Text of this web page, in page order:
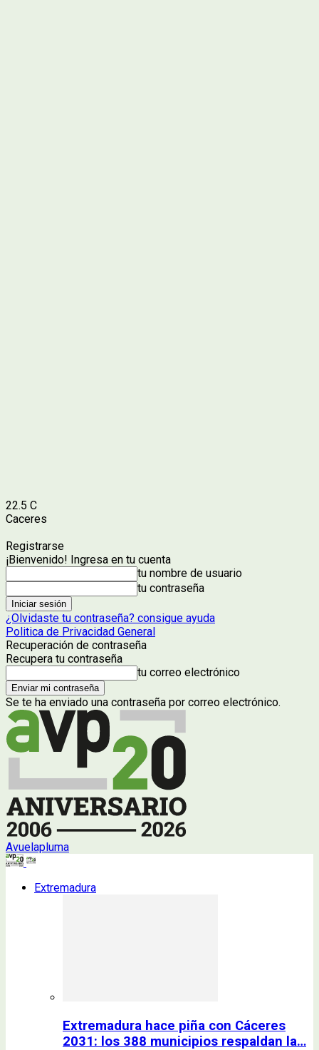
22.5 C
Caceres
Registrarse
¡Bienvenido! Ingresa en tu cuenta
tu nombre de usuario
tu contraseña
¿Olvidaste tu contraseña? consigue ayuda
Politica de Privacidad General
Recuperación de contraseña
Recupera tu contraseña
tu correo electrónico
Se te ha enviado una contraseña por correo electrónico.
Avuelapluma
Extremadura
Extremadura hace piña con Cáceres
2031: los 388 municipios respaldan la…